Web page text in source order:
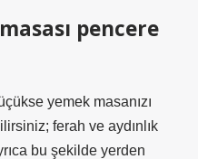
pencere
yemek masanızı
ferah ve aydınlık
bu şekilde yerden